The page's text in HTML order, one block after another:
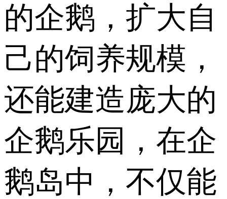
的企鹅，扩大自
己的饲养规模，
还能建造庞大的
企鹅乐园，在企
鹅岛中，不仅能